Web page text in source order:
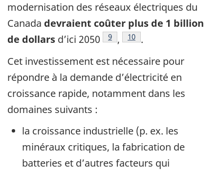
modernisation des réseaux électriques du
Canada devraient coûter plus de 1 billion
de dollars d’ici 2050 Footnote
9 , Footnote
10 .
Cet investissement est nécessaire pour
répondre à la demande d’électricité en
croissance rapide, notamment dans les
domaines suivants :
la croissance industrielle (p. ex. les
minéraux critiques, la fabrication de
batteries et d’autres facteurs qui